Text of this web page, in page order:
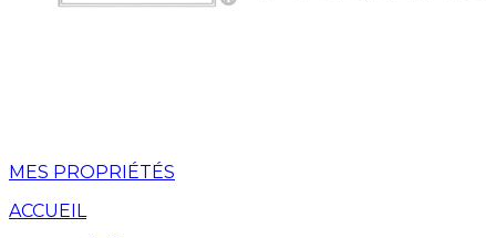
MES PROPRIÉTÉS
ACCUEIL